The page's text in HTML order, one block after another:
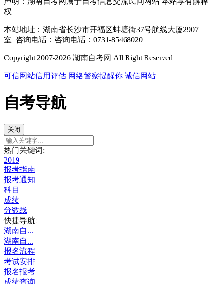
权
本站地址：湖南省长沙市开福区蚌塘街37号航线大厦2907
室 咨询电话：咨询电话：0731-85468020
Copyright 2007-2026 湖南自考网 All Right Reserved
可信网站信用评估 网络警察提醒你 诚信网站
自考导航
关闭
热门关键词:
2019
报考指南
报考通知
科目
成绩
分数线
快捷导航:
湖南自...
湖南自...
报名流程
考试安排
报名报考
成绩查询